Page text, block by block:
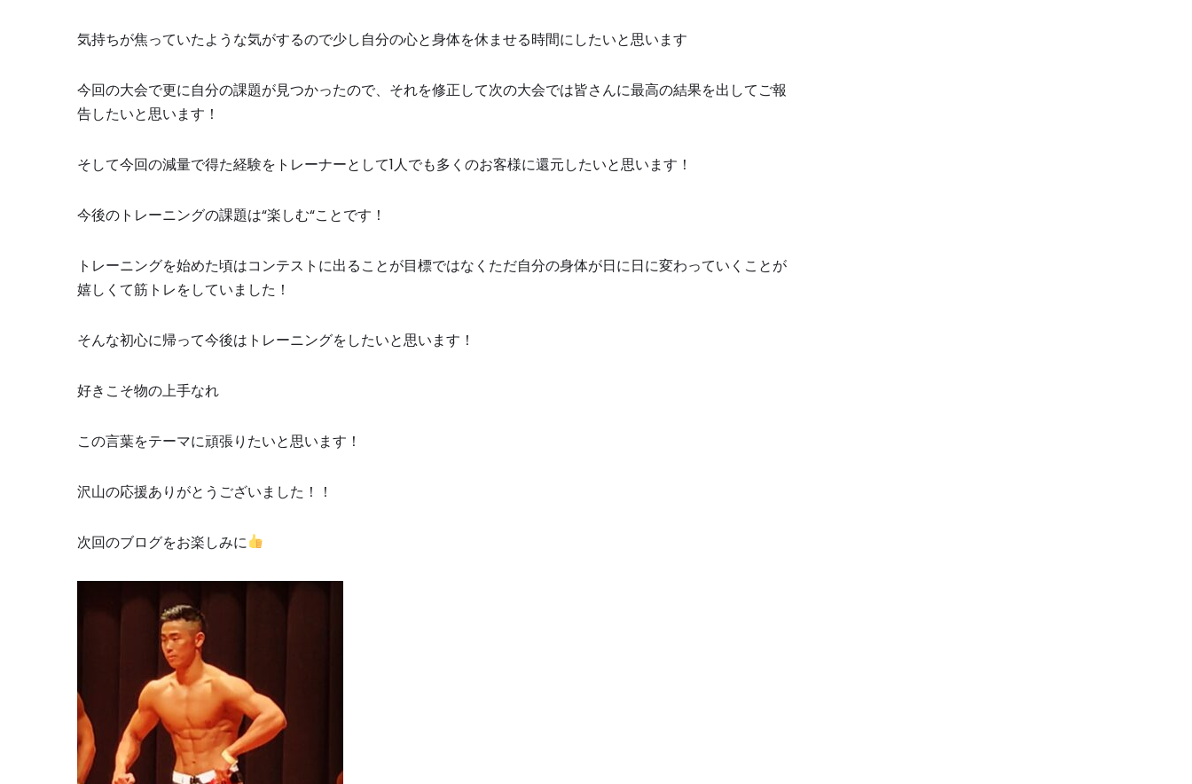
気持ちが焦っていたような気がするので少し自分の心と身体を休ませる時間にしたいと思います
今回の大会で更に自分の課題が見つかったので、それを修正して次の大会では皆さんに最高の結果を出してご報
告したいと思います！
そして今回の減量で得た経験をトレーナーとして1人でも多くのお客様に還元したいと思います！
今後のトレーニングの課題は“楽しむ“ことです！
トレーニングを始めた頃はコンテストに出ることが目標ではなくただ自分の身体が日に日に変わっていくことが
嬉しくて筋トレをしていました！
そんな初心に帰って今後はトレーニングをしたいと思います！
好きこそ物の上手なれ
この言葉をテーマに頑張りたいと思います！
沢山の応援ありがとうございました！！
次回のブログをお楽しみに